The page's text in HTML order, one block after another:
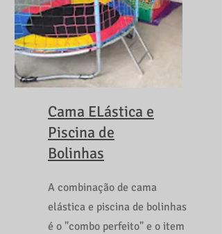
Cama ELástica e
Piscina de
Bolinhas
A combinação de cama
elástica e piscina de bolinhas
é o "combo perfeito" e o item